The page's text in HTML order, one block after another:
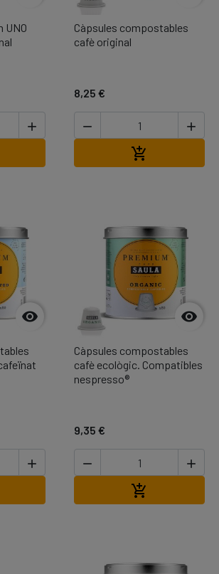
UNO

Càpsules compostables
cafè original
8,25 €
 




Càpsules compostables
cafè ecològic. Compatibles
nespresso®
9,35 €
 
